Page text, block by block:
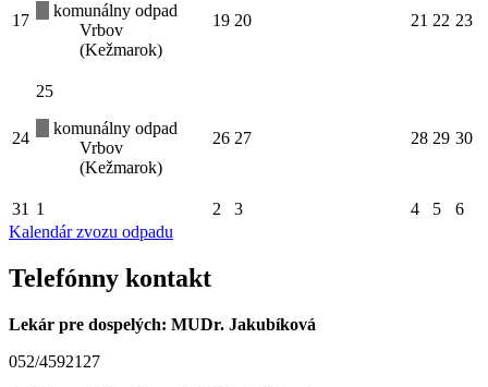
17
komunálny odpad
Vrbov
(Kežmarok)
19 20 21 22 23
24
25
komunálny odpad
Vrbov
(Kežmarok)
26 27 28 29 30
31 1 2 3 4 5
6
Kalendár zvozu odpadu
Telefónny kontakt
Lekár pre dospelých: MUDr. Jakubíková
052/4592127